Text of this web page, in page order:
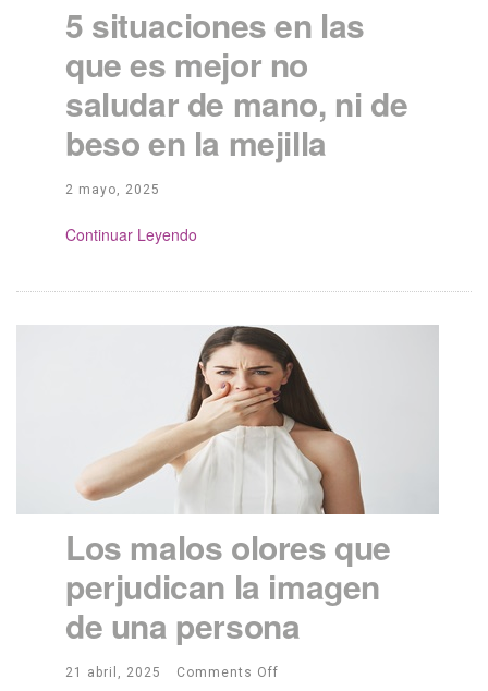
5 situaciones en las
que es mejor no
saludar de mano, ni de
beso en la mejilla
2 mayo, 2025
Continue Reading
Los malos olores que
perjudican la imagen
de una persona
21 abril, 2025 Comments Off